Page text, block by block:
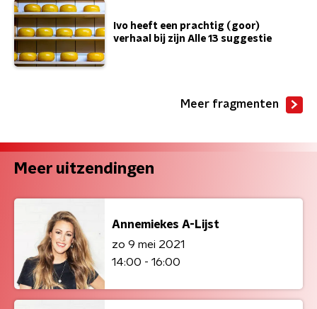
Ivo heeft een prachtig (goor)
verhaal bij zijn Alle 13 suggestie
Meer fragmenten
Meer uitzendingen
Annemiekes A-Lijst
zo 9 mei 2021
14:00 - 16:00